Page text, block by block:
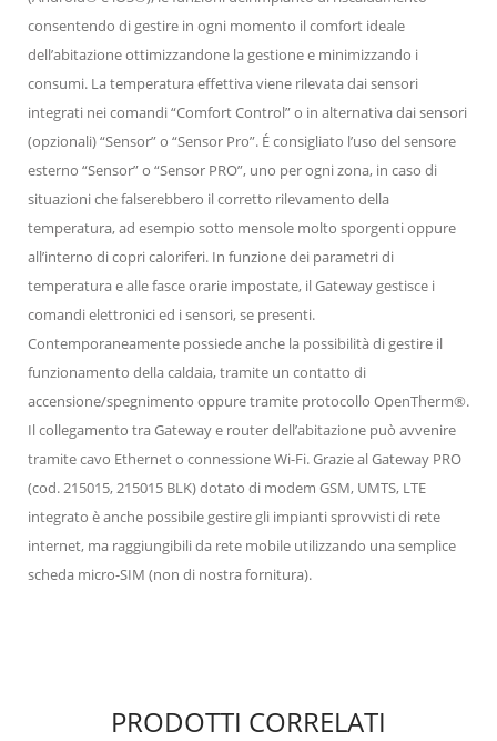
consentendo di gestire in ogni momento il comfort ideale
dell’abitazione ottimizzandone la gestione e minimizzando i
consumi. La temperatura effettiva viene rilevata dai sensori
integrati nei comandi “Comfort Control” o in alternativa dai sensori
(opzionali) “Sensor” o “Sensor Pro”. É consigliato l’uso del sensore
esterno “Sensor” o “Sensor PRO”, uno per ogni zona, in caso di
situazioni che falserebbero il corretto rilevamento della
temperatura, ad esempio sotto mensole molto sporgenti oppure
all’interno di copri caloriferi. In funzione dei parametri di
temperatura e alle fasce orarie impostate, il Gateway gestisce i
comandi elettronici ed i sensori, se presenti.
Contemporaneamente possiede anche la possibilità di gestire il
funzionamento della caldaia, tramite un contatto di
accensione/spegnimento oppure tramite protocollo OpenTherm®.
Il collegamento tra Gateway e router dell’abitazione può avvenire
tramite cavo Ethernet o connessione Wi-Fi. Grazie al Gateway PRO
(cod. 215015, 215015 BLK) dotato di modem GSM, UMTS, LTE
integrato è anche possibile gestire gli impianti sprovvisti di rete
internet, ma raggiungibili da rete mobile utilizzando una semplice
scheda micro-SIM (non di nostra fornitura).
PRODOTTI CORRELATI